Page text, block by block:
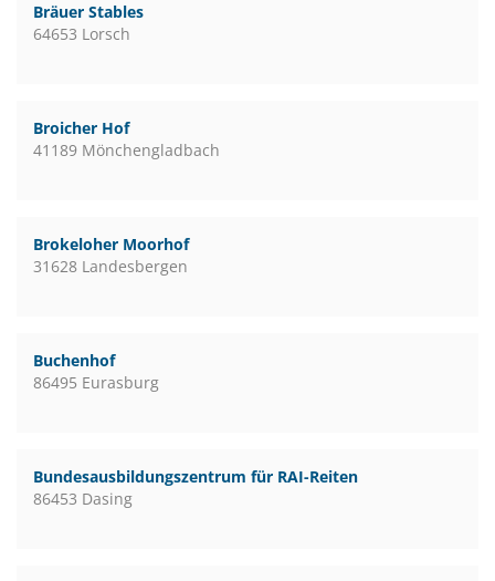
Bräuer Stables
64653 Lorsch
Broicher Hof
41189 Mönchengladbach
Brokeloher Moorhof
31628 Landesbergen
Buchenhof
86495 Eurasburg
Bundesausbildungszentrum für RAI-Reiten
86453 Dasing